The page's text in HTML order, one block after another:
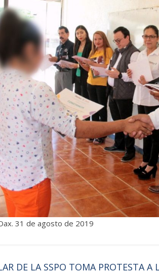
31 de agosto de 2019
DE LA SSPO TOMA PROTESTA A